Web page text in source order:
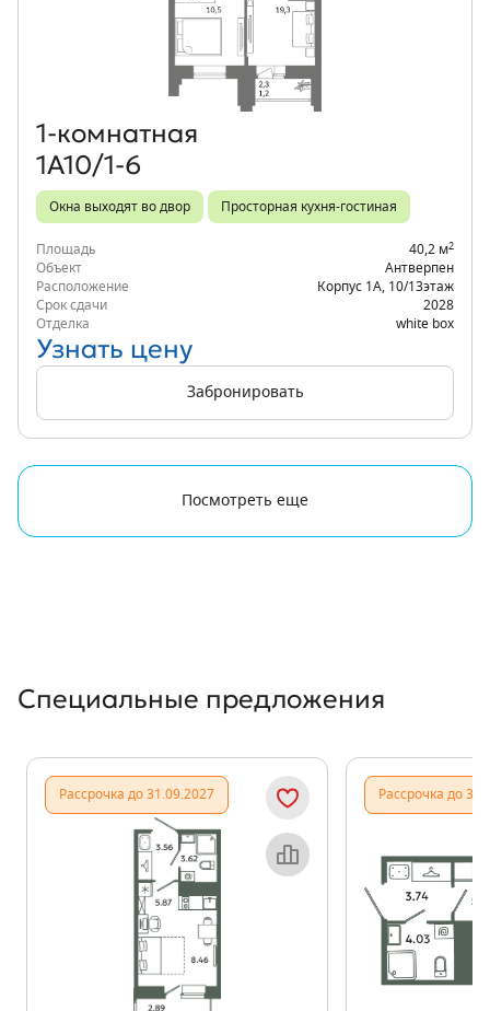
Объект месяца
1‑комнатная
1А10/1-6
Окна выходят во двор Просторная кухня-гостиная
Площадь 40,2 м2
Объект
Антверпен
Расположение
Корпус 1А 10/13этаж
Срок сдачи
2028
Отделка
white box
Узнать цену
Забронировать
Посмотреть еще
Специальные предложения
Рассрочка до 31.09.2027
Объект месяца
Рассрочка до